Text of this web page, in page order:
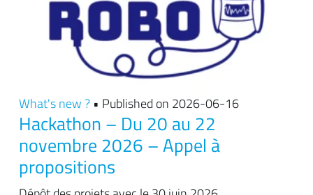
What's new ? • Published on 2026-06-16
Hackathon – Du 20 au 22
novembre 2026 – Appel à
propositions